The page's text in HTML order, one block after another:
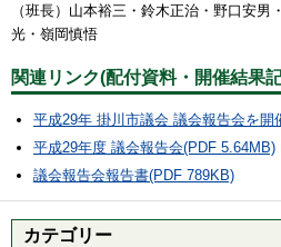
（班長）山本裕三・鈴木正治・野口安
光・嶺岡慎悟
関連リンク(配付資料・開催結果
平成29年 掛川市議会 議会報告会を開
平成29年度 議会報告会(PDF 5.64MB)
議会報告会報告書(PDF 789KB)
カテゴリー